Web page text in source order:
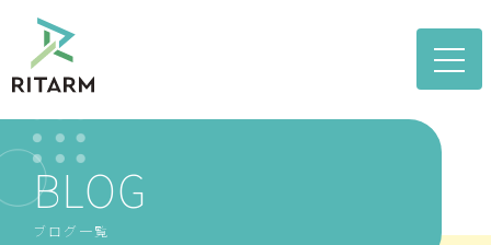
toggle
BLOG
ブログ一覧